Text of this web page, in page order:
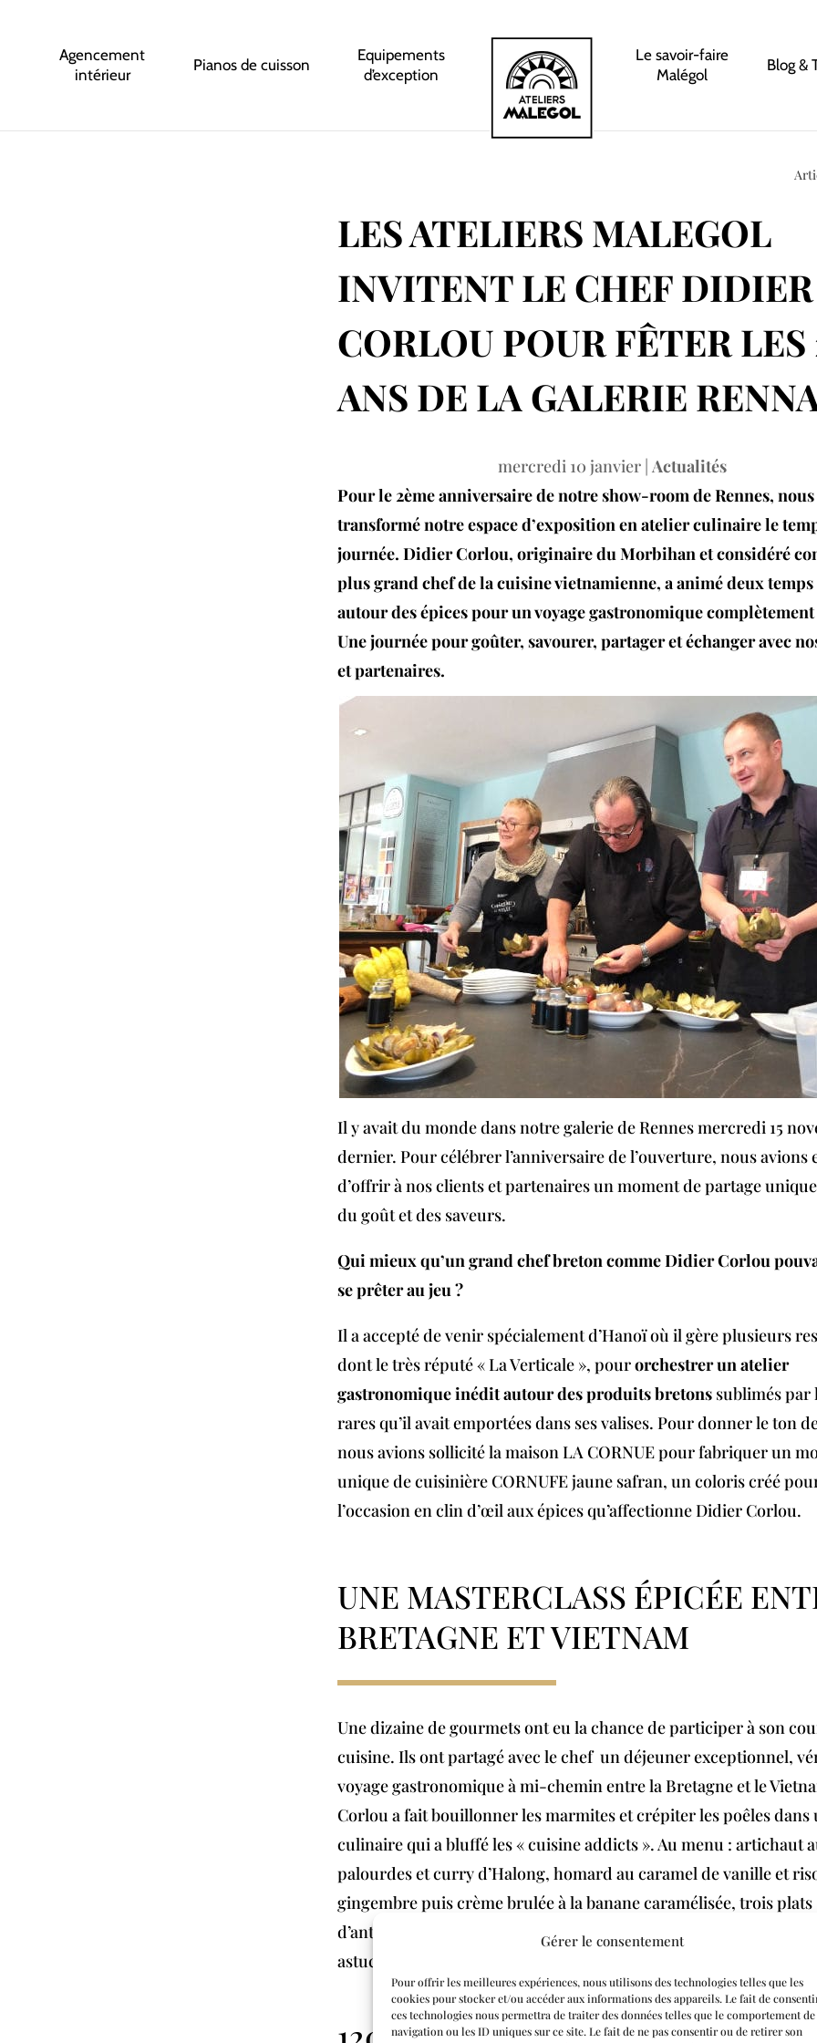
Gérer le consentement
Pour offrir les meilleures expériences, nous utilisons des technologies telles que les
cookies pour stocker et/ou accéder aux informations des appareils. Le fait de
ces technologies nous permettra de traiter des données telles que le comportement de
navigation ou les ID uniques sur ce site. Le fait de ne pas consentir ou de retirer son
Agencement
intérieur
Pianos de cuisson
Equipements
d’exception
Le savoir-faire
Malégol
Blog &
LES ATELIERS MALEGOL
INVITENT LE CHEF DIDIER
CORLOU POUR FÊTER LES
ANS DE LA GALERIE
mercredi 10 janvier | Actualités
Pour le 2ème anniversaire de notre show-room de Rennes, nous
transformé notre espace d’exposition en atelier culinaire le
journée. Didier Corlou, originaire du Morbihan et considéré
plus grand chef de la cuisine vietnamienne, a animé deux
autour des épices pour un voyage gastronomique
Une journée pour goûter, savourer, partager et échanger avec
et partenaires.
Il y avait du monde dans notre galerie de Rennes mercredi 15
dernier. Pour célébrer l’anniversaire de l’ouverture, nous avions
d’offrir à nos clients et partenaires un moment de partage
du goût et des saveurs.
Qui mieux qu’un grand chef breton comme Didier Corlou
se prêter au jeu ?
Il a accepté de venir spécialement d’Hanoï où il gère plusieurs
dont le très réputé « La Verticale », pourorchestrer un atelier
gastronomique inédit autour des produits bretonssublimés par
rares qu’il avait emportées dans ses valises. Pour donner le ton
nous avions sollicité la maison LA CORNUE pour fabriquer un
unique de cuisinière CORNUFE jaune safran, un coloris créé
l’occasion en clin d’œil aux épices qu’affectionne Didier Corlou.
UNE MASTERCLASS ÉPICÉE
BRETAGNE ET VIETNAM
Une dizaine de gourmets ont eu la chance de participer à son
cuisine. Ils ont partagé avec le chef un déjeuner exceptionnel,
voyage gastronomique à mi-chemin entre la Bretagne et le
Corlou a fait bouillonner les marmites et crépiter les poêles dans
culinaire qui a bluffé les « cuisine addicts ». Au menu : artichaut
palourdes et curry d’Halong, homard au caramel de vanille et
gingembre puis crème brulée à la banane caramélisée, trois plats
d’anthologie réalisés par le chef qui n’a pas hésité à partager ses
astuces culinaires en toute simplicité et humilité.